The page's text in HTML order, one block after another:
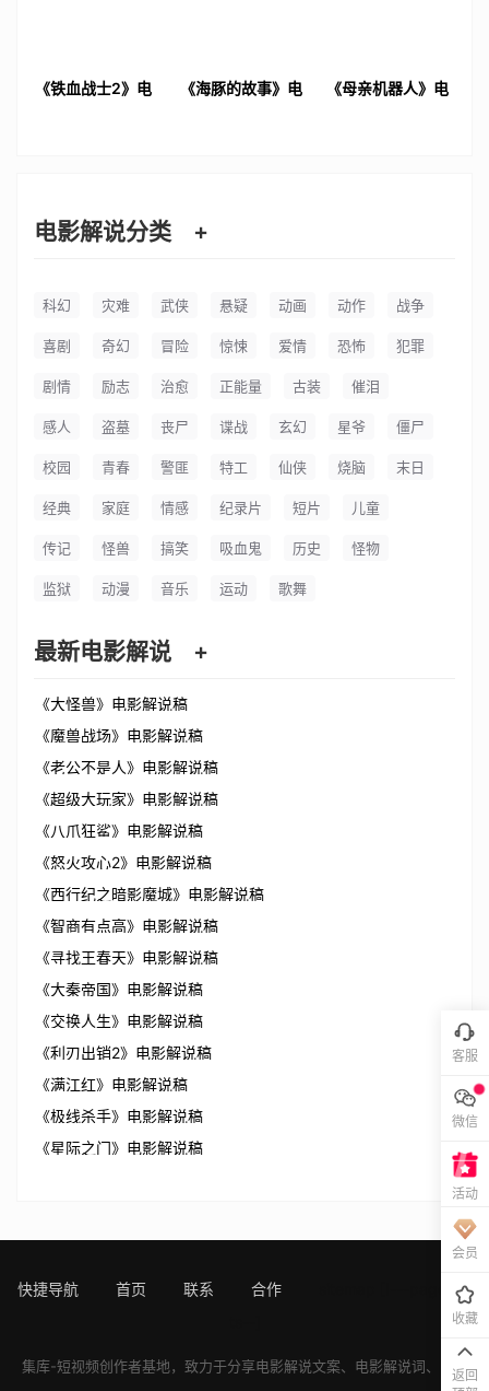
《铁血战士2》电
《海豚的故事》电
《母亲机器人》电
电影解说分类 +
科幻 灾难 武侠 悬疑 动画 动作 战争
喜剧 奇幻 冒险 惊悚 爱情 恐怖 犯罪
剧情 励志 治愈 正能量 古装 催泪
感人 盗墓 丧尸 谍战 玄幻 星爷 僵尸
校园 青春 警匪 特工 仙侠 烧脑 末日
经典 家庭 情感 纪录片 短片 儿童
传记 怪兽 搞笑 吸血鬼 历史 怪物
监狱 动漫 音乐 运动 歌舞
最新电影解说 +
《大怪兽》电影解说稿
《魔兽战场》电影解说稿
《老公不是人》电影解说稿
《超级大玩家》电影解说稿
《八爪狂鲨》电影解说稿
《怒火攻心2》电影解说稿
《西行纪之暗影魔城》电影解说稿
《智商有点高》电影解说稿
《寻找王春天》电影解说稿
《大秦帝国》电影解说稿
《交换人生》电影解说稿
《利刃出销2》电影解说稿
《满江红》电影解说稿
《极线杀手》电影解说稿
《星际之门》电影解说稿
快捷导航 首页 联系 合作
[!---page.sta
集库-短视频创作者基地，致力于分享电影解说文案、 电影解说词、
电影
客服
微信
活动
会员
收藏
返回